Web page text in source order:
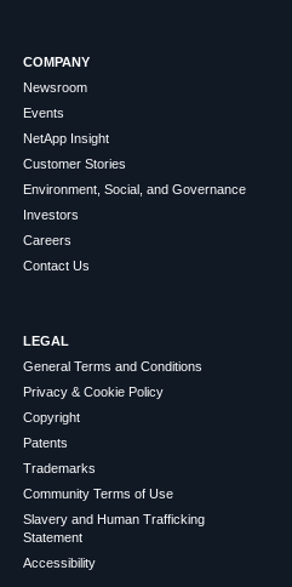
COMPANY
Newsroom
Events
NetApp Insight
Customer Stories
Environment, Social, and Governance
Investors
Careers
Contact Us
LEGAL
General Terms and Conditions
Privacy & Cookie Policy
Copyright
Patents
Trademarks
Community Terms of Use
Slavery and Human Trafficking
Statement
Accessibility